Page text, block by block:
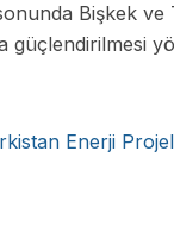
Bişkek ve
güçlendirilmesi
Enerji